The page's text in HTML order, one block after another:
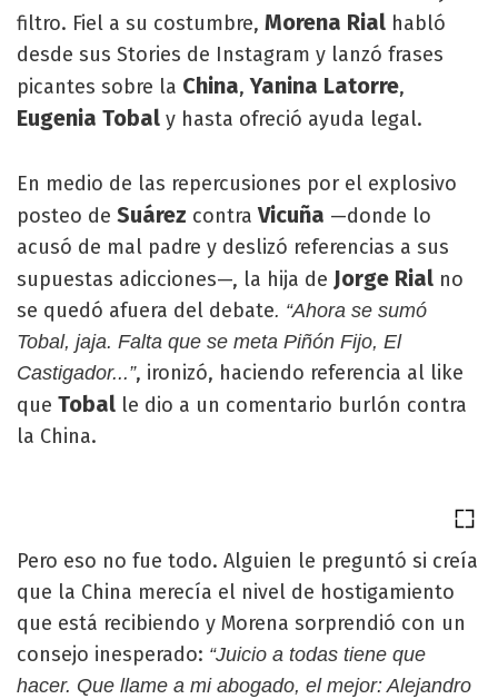
filtro. Fiel a su costumbre, Morena Rial habló
desde sus Stories de Instagram y lanzó frases
picantes sobre la China, Yanina Latorre,
Eugenia Tobal y hasta ofreció ayuda legal.
En medio de las repercusiones por el explosivo
posteo de Suárez contraVicuña —donde lo
acusó de mal padre y deslizó referencias a sus
supuestas adicciones—, la hija de Jorge Rial no
se quedó afuera del debate. “Ahora se sumó
Tobal, jaja. Falta que se meta Piñón Fijo, El
Castigador...”, ironizó, haciendo referencia al like
que Tobal le dio a un comentario burlón contra
la China.
Pero eso no fue todo. Alguien le preguntó si creía
que la China merecía el nivel de hostigamiento
que está recibiendo y Morena sorprendió con un
consejo inesperado: “Juicio a todas tiene que
hacer. Que llame a mi abogado, el mejor: Alejandro